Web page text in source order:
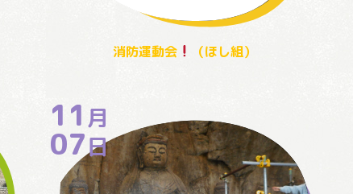
消防運動会 （ほし組）
11 月
07日